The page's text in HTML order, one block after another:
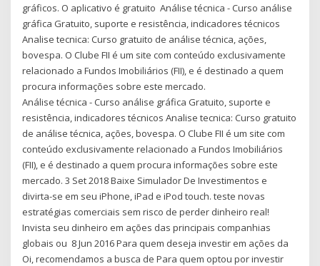
gráficos. O aplicativo é gratuito Análise técnica - Curso análise
gráfica Gratuito, suporte e resistência, indicadores técnicos
Analise tecnica: Curso gratuito de análise técnica, ações,
bovespa. O Clube FII é um site com conteúdo exclusivamente
relacionado a Fundos Imobiliários (FII), e é destinado a quem
procura informações sobre este mercado.
Análise técnica - Curso análise gráfica Gratuito, suporte e
resistência, indicadores técnicos Analise tecnica: Curso gratuito
de análise técnica, ações, bovespa. O Clube FII é um site com
conteúdo exclusivamente relacionado a Fundos Imobiliários
(FII), e é destinado a quem procura informações sobre este
mercado. 3 Set 2018 Baixe Simulador De Investimentos e
divirta-se em seu iPhone, iPad e iPod touch. teste novas
estratégias comerciais sem risco de perder dinheiro real!
Invista seu dinheiro em ações das principais companhias
globais ou 8 Jun 2016 Para quem deseja investir em ações da
Oi, recomendamos a busca de Para quem optou por investir